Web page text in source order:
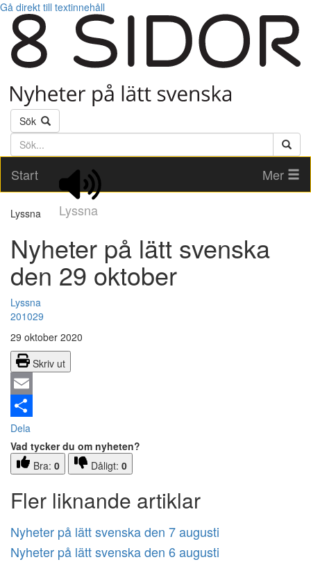
Gå direkt till textinnehåll
Sök
Söktext
Start
Lyssna
Mer
Lyssna
Nyheter på lätt svenska
den 29 oktober
Lyssna
201029
29 oktober 2020
Skriv ut
Email
Dela
Vad tycker du om nyheten?
Bra: 0 Dåligt: 0
Fler liknande artiklar
Nyheter på lätt svenska den 7 augusti
Nyheter på lätt svenska den 6 augusti